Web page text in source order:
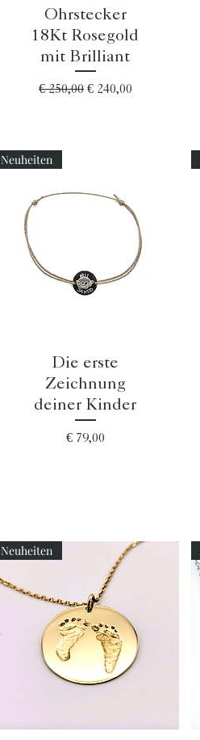
Schnellansicht
Ohrstecker
18Kt Rosegold
mit Brilliant
Standardpreis
€ 250,00 Sale-Preis
€ 240,00
Schnellansicht
Neuheiten
Die erste
Zeichnung
deiner Kinder
Preis
€ 79,00
Neuheiten